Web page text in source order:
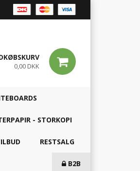
0,00 DKK
- STORKOPI
RESTSALG
B2B